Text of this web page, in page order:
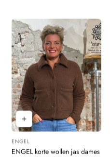
Leverancier:
ENGEL
ENGEL korte wollen jas dames